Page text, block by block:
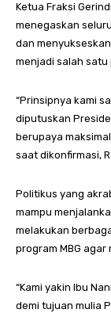
Ketua Fraksi
menegaskan
dan
menjadi salah
“Prinsipnya kami
diputuskan
berupaya
saat dikonfirmasi,
Politikus yang
mampu
melakukan
program MBG
“Kami yakin Ibu
demi tujuan mulia